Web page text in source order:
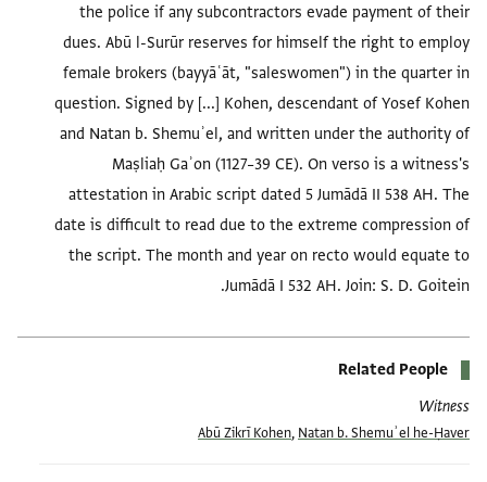
the police if any subcontractors evade payment of their
dues. Abū l-Surūr reserves for himself the right to employ
female brokers (bayyāʿāt, "saleswomen") in the quarter in
question. Signed by [...] Kohen, descendant of Yosef Kohen
and Natan b. Shemuʾel, and written under the authority of
Maṣliaḥ Gaʾon (1127–39 CE). On verso is a witness's
attestation in Arabic script dated 5 Jumādā II 538 AH. The
date is difficult to read due to the extreme compression of
the script. The month and year on recto would equate to
Jumādā I 532 AH. Join: S. D. Goitein.
Related People
Witness
Abū Zikrī Kohen ,Natan b. Shemuʾel he-Ḥaver